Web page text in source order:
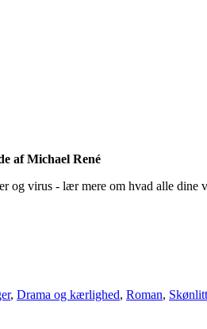
af Michael René
virus - lær mere om hvad alle
, Drama og kærlighed, Roman,